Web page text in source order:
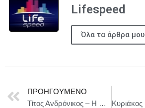
Lifespeed
Όλα τα άρθρα μου
ΠΡΟΗΓΟΎΜΕΝΟ
Τίτος Ανδρόνικος – Η πιο σκληρή τραγωδία του Σαίξπηρ στο Θέατρο ΔΡΟΜΟΣ| Πρεμιέρα Τετάρτη 1η Οκτωβρίου στις 20:30